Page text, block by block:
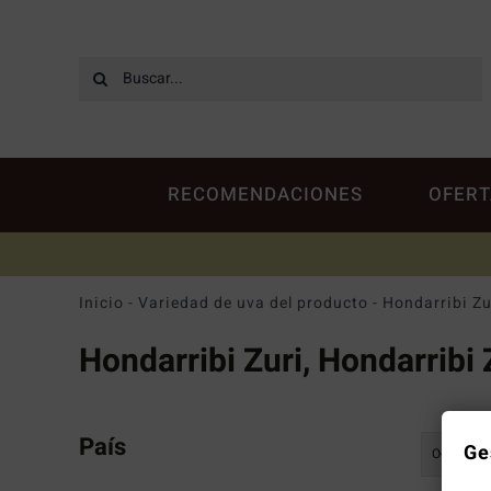
Buscar:
RECOMENDACIONES
Inicio - Variedad de uva del producto - Hondarribi
Hondarribi Zuri, Hondarribi
País